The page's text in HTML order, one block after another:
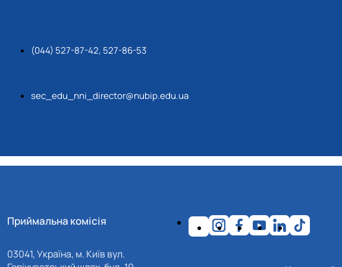
(044) 527-87-42, 527-86-53
sec_edu_nni_director@nubip.edu.ua
Приймальна комісія
03041, Україна, м. Київ вул.